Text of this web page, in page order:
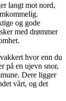
langt mot nord,
og gode
med drømmer
hvor enn du
på en ujevn snor,
Dere ligger
vårt, og det